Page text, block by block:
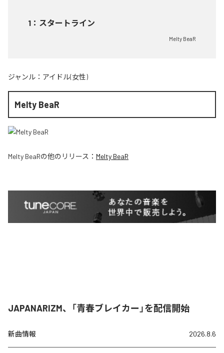
1 ： スタートライン
Melty BeaR
ジャンル： アイドル(女性)
Melty BeaR
Melty BeaRの他のリリース： Melty BeaR
JAPANARIZM、「青春ブレイカー」を配信開始
新曲情報 2026.8.6